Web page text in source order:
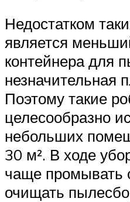
Недостатком
является
контейнера для
незначительная
Поэтому такие
целесообразно
небольших
30 м². В ходе
чаще промывать
очищать